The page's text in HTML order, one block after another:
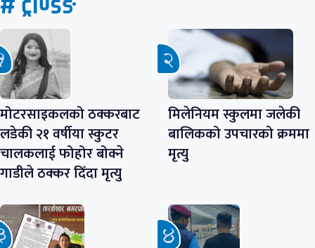
मोटरसाइकलको ठक्करबाट
लडेकी २१ वर्षीया स्कुटर
चालकलाई फोहोर बोक्ने
गाडीले ठक्कर दिँदा मृत्यु
मिलेनियम स्कुलमा जलेकी
बालिकको उपचारको क्रममा
मृत्यु